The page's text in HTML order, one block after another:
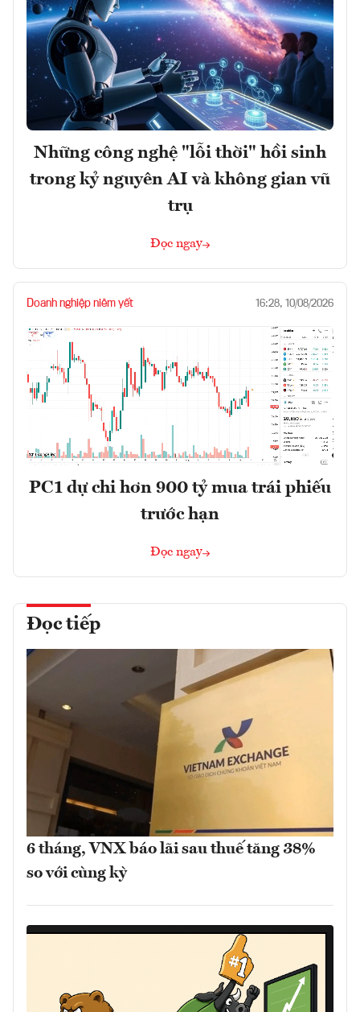
Những công nghệ "lỗi thời" hồi sinh
trong kỷ nguyên AI và không gian vũ
trụ
Đọc ngay
Doanh nghiệp niêm yết 16:28, 10/08/2026
PC1 dự chi hơn 900 tỷ mua trái phiếu
trước hạn
Đọc ngay
Đọc tiếp
6 tháng, VNX báo lãi sau thuế tăng 38%
so với cùng kỳ